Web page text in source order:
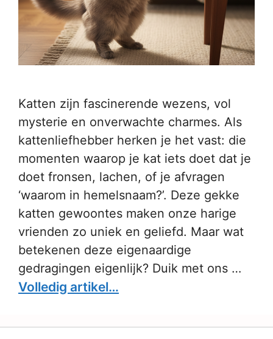
Katten zijn fascinerende wezens, vol
mysterie en onverwachte charmes. Als
kattenliefhebber herken je het vast: die
momenten waarop je kat iets doet dat je
doet fronsen, lachen, of je afvragen
‘waarom in hemelsnaam?’. Deze gekke
katten gewoontes maken onze harige
vrienden zo uniek en geliefd. Maar wat
betekenen deze eigenaardige
gedragingen eigenlijk? Duik met ons …
Volledig artikel…